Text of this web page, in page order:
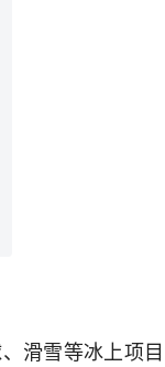
滑雪等冰上项目